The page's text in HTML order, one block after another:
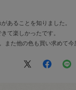
あることを知りました。
て楽しかったです。
た他の色も買い求めて今